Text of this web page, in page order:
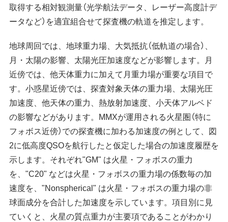
取得する相対観測量（光学航法データ、レーザー高度計デ
ータなど）を適宜組合せて探査機の軌道を推定します。
地球周回では、地球重力場、大気抵抗（低軌道の場合）、
月・太陽の影響、太陽光圧加速度などが影響します。月
近傍では、他天体重力に加えて月重力場が重要な項目で
す。小惑星近傍では、探査対象天体の重力場、太陽光圧
加速度、他天体の重力、熱放射加速度、小天体アルベド
の影響などがあります。MMXが運用される火星圏（特に
フォボス近傍）での探査機に加わる加速度の例として、図
2に低高度QSOを航行したと仮定した場合の加速度履歴を
示します。それぞれ"GM" は火星・フォボスの重力
を、"C20" などは火星・フォボスの重力場の係数毎の加
速度を、"Nonspherical" は火星・フォボスの重力場の非
球面成分を合計した加速度を示しています。項目別に見
ていくと、火星の質点重力が主要項であることがわかり